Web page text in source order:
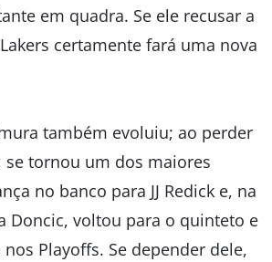
em quadra. Se ele recusar a
certamente fará uma nova
também evoluiu; ao perder
se tornou um dos maiores
no banco para JJ Redick e, na
Doncic, voltou para o quinteto e
Playoffs. Se depender dele,